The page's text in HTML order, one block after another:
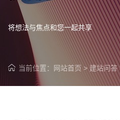
将想法与焦点和您一起共享
当前位置： 网站首页 >建站问答